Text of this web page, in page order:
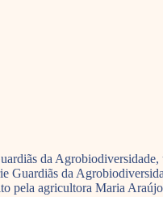
da
da
pela agricultora Maria